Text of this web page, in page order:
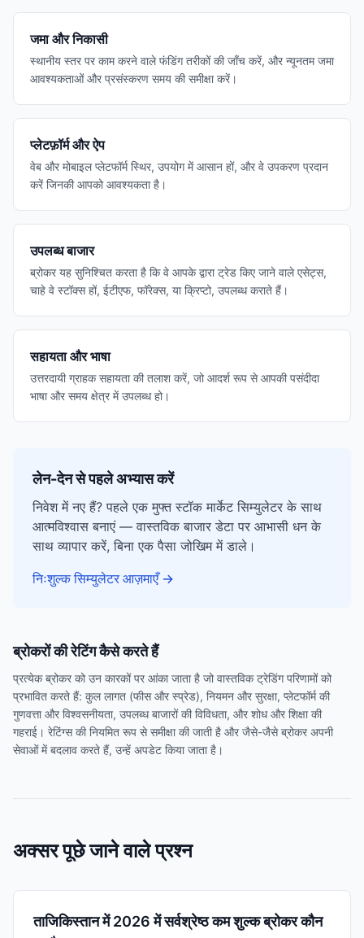
जमा और निकासी
स्थानीय स्तर पर काम करने वाले फंडिंग तरीकों की जाँच करें, और न्यूनतम जमा
आवश्यकताओं और प्रसंस्करण समय की समीक्षा करें।
प्लेटफ़ॉर्म और ऐप
वेब और मोबाइल प्लेटफॉर्म स्थिर, उपयोग में आसान हों, और वे उपकरण प्रदान
करें जिनकी आपको आवश्यकता है।
उपलब्ध बाजार
ब्रोकर यह सुनिश्चित करता है कि वे आपके द्वारा ट्रेड किए जाने वाले एसेट्स,
चाहे वे स्टॉक्स हों, ईटीएफ, फॉरेक्स, या क्रिप्टो, उपलब्ध कराते हैं।
सहायता और भाषा
उत्तरदायी ग्राहक सहायता की तलाश करें, जो आदर्श रूप से आपकी पसंदीदा
भाषा और समय क्षेत्र में उपलब्ध हो।
लेन-देन से पहले अभ्यास करें
निवेश में नए हैं? पहले एक मुफ्त स्टॉक मार्केट सिम्युलेटर के साथ
आत्मविश्वास बनाएं — वास्तविक बाजार डेटा पर आभासी धन के
साथ व्यापार करें, बिना एक पैसा जोखिम में डाले।
निःशुल्क सिम्युलेटर आज़माएँ →
ब्रोकरों की रेटिंग कैसे करते हैं
प्रत्येक ब्रोकर को उन कारकों पर आंका जाता है जो वास्तविक ट्रेडिंग परिणामों को
प्रभावित करते हैं: कुल लागत (फीस और स्प्रेड), नियमन और सुरक्षा, प्लेटफॉर्म की
गुणवत्ता और विश्वसनीयता, उपलब्ध बाजारों की विविधता, और शोध और शिक्षा की
गहराई। रेटिंग्स की नियमित रूप से समीक्षा की जाती है और जैसे-जैसे ब्रोकर अपनी
सेवाओं में बदलाव करते हैं, उन्हें अपडेट किया जाता है।
अक्सर पूछे जाने वाले प्रश्न
ताजिकिस्तान में 2026 में सर्वश्रेष्ठ कम शुल्क ब्रोकर कौन